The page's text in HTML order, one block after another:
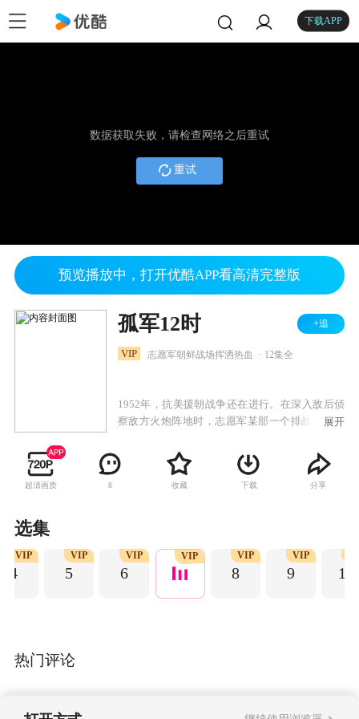
下载APP
数据获取失败，请检查网络之后重试
重试
预览播放中，打开优酷APP看高清完整版
孤军12时 +追
VIP 志愿军朝鲜战场挥洒热血 12集全
1952年，抗美援朝战争还在进行。在深入敌后侦
察敌方火炮阵地时，志愿军某部一个排战士在排
排连排长赵长贵在内只剩下4名士兵，以及一名任
务途中救下的朝鲜族小男孩水生。战争间隙，幸
存者给死去的战友挖掘坟墓，希望他们能入土为
展开
超清画质 8 收藏 下载 分享
选集
4
VIP
5
VIP
6
VIP VIP
8
VIP
9
VIP
10
热门评论